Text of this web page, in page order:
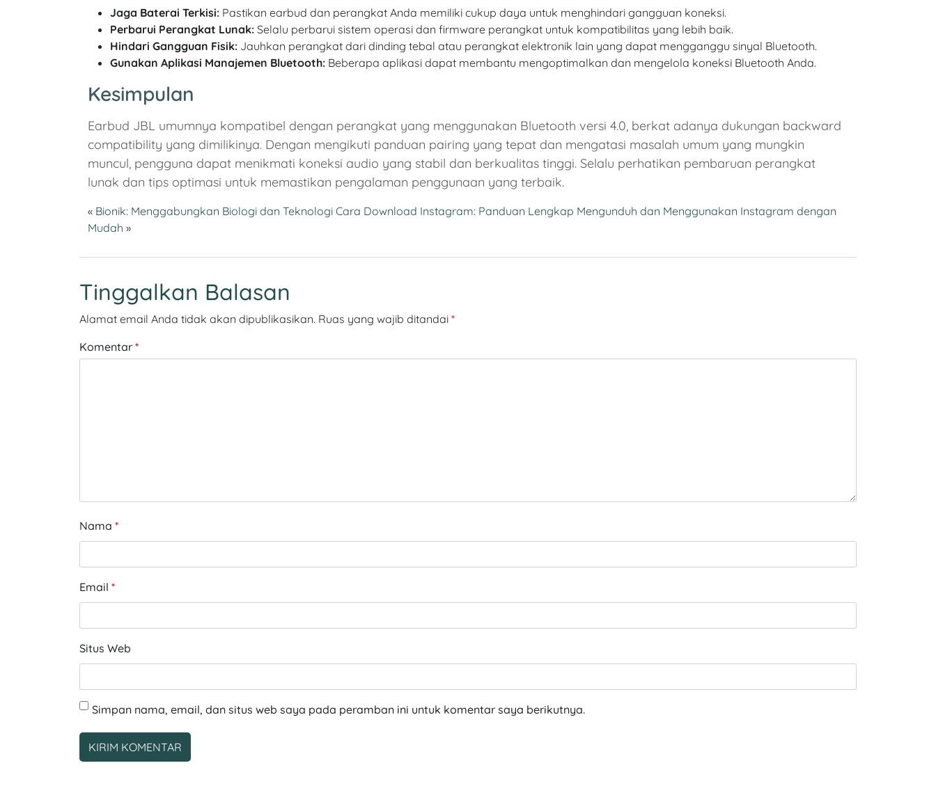
Jaga Baterai Terkisi: Pastikan earbud dan perangkat Anda memiliki cukup daya untuk menghindari gangguan koneksi.
Perbarui Perangkat Lunak: Selalu perbarui sistem operasi dan firmware perangkat untuk kompatibilitas yang lebih baik.
Hindari Gangguan Fisik: Jauhkan perangkat dari dinding tebal atau perangkat elektronik lain yang dapat mengganggu sinyal Bluetooth.
Gunakan Aplikasi Manajemen Bluetooth: Beberapa aplikasi dapat membantu mengoptimalkan dan mengelola koneksi Bluetooth Anda.
Kesimpulan
Earbud JBL umumnya kompatibel dengan perangkat yang menggunakan Bluetooth versi 4.0, berkat adanya dukungan backward
compatibility yang dimilikinya. Dengan mengikuti panduan pairing yang tepat dan mengatasi masalah umum yang mungkin
muncul, pengguna dapat menikmati koneksi audio yang stabil dan berkualitas tinggi. Selalu perhatikan pembaruan perangkat
lunak dan tips optimasi untuk memastikan pengalaman penggunaan yang terbaik.
« Bionik: Menggabungkan Biologi dan Teknologi Cara Download Instagram: Panduan Lengkap Mengunduh dan Menggunakan Instagram dengan
Mudah »
Tinggalkan Balasan
Alamat email Anda tidak akan dipublikasikan. Ruas yang wajib ditandai *
Komentar *
Nama *
Email *
Situs Web
Simpan nama, email, dan situs web saya pada peramban ini untuk komentar saya berikutnya.